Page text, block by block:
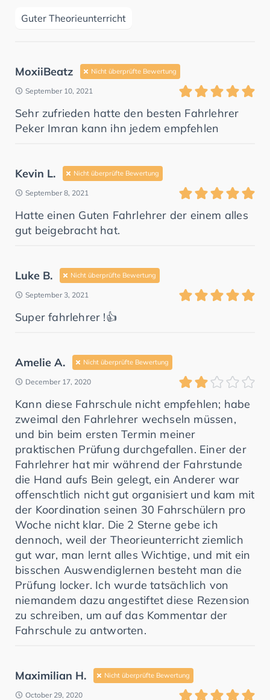
Guter Theorieunterricht
MoxiiBeatz Nicht überprüfte Bewertung
September 10, 2021
Sehr zufrieden hatte den besten Fahrlehrer
Peker Imran kann ihn jedem empfehlen
Kevin L. Nicht überprüfte Bewertung
September 8, 2021
Hatte einen Guten Fahrlehrer der einem alles
gut beigebracht hat.
Luke B. Nicht überprüfte Bewertung
September 3, 2021
Super fahrlehrer !👍
Amelie A. Nicht überprüfte Bewertung
December 17, 2020
Kann diese Fahrschule nicht empfehlen; habe
zweimal den Fahrlehrer wechseln müssen,
und bin beim ersten Termin meiner
praktischen Prüfung durchgefallen. Einer der
Fahrlehrer hat mir während der Fahrstunde
die Hand aufs Bein gelegt, ein Anderer war
offenschtlich nicht gut organisiert und kam mit
der Koordination seinen 30 Fahrschülern pro
Woche nicht klar. Die 2 Sterne gebe ich
dennoch, weil der Theorieunterricht ziemlich
gut war, man lernt alles Wichtige, und mit ein
bisschen Auswendiglernen besteht man die
Prüfung locker. Ich wurde tatsächlich von
niemandem dazu angestiftet diese Rezension
zu schreiben, um auf das Kommentar der
Fahrschule zu antworten.
Maximilian H. Nicht überprüfte Bewertung
October 29, 2020